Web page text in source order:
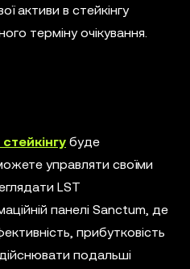
активи в стейкінгу
терміну очікування.
буде
управляти своїми
LST
панелі Sanctum, де
прибутковість
подальші